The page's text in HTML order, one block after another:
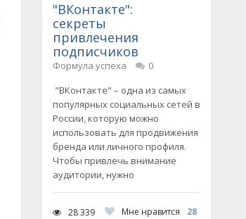
"ВКонтакте":
секреты
привлечения
подписчиков
Формула успеха
0
"ВКонтакте" – одна из самых
популярных социальных сетей в
России, которую можно
использовать для продвижения
бренда или личного профиля.
Чтобы привлечь внимание
аудитории, нужно
28 339 Мне нравится
28